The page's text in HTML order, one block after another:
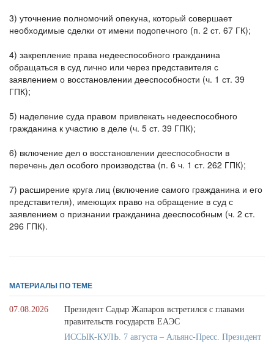
3) уточнение полномочий опекуна, который совершает
необходимые сделки от имени подопечного (п. 2 ст. 67 ГК);
4) закрепление права недееспособного гражданина
обращаться в суд лично или через представителя с
заявлением о восстановлении дееспособности (ч. 1 ст. 39
ГПК);
5) наделение суда правом привлекать недееспособного
гражданина к участию в деле (ч. 5 ст. 39 ГПК);
6) включение дел о восстановлении дееспособности в
перечень дел особого производства (п. 6 ч. 1 ст. 262 ГПК);
7) расширение круга лиц (включение самого гражданина и его
представителя), имеющих право на обращение в суд с
заявлением о признании гражданина дееспособным (ч. 2 ст.
296 ГПК).
МАТЕРИАЛЫ ПО ТЕМЕ
07.08.2026
Президент Садыр Жапаров встретился с главами
правительств государств ЕАЭС
ИССЫК-КУЛЬ. 7 августа – Альянс-Пресс. Президент